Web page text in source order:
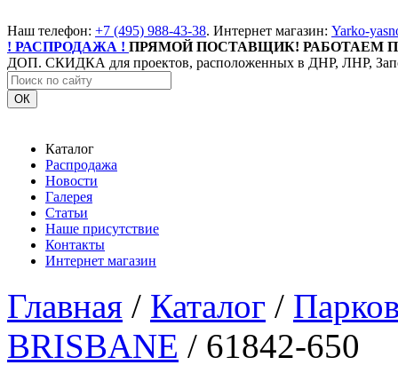
Наш телефон: +7 (495) 988-43-38. Интернет магазин: Yarko-
! РАСПРОДАЖА ! ПРЯМОЙ ПОСТАВЩИК! РАБОТАЕМ
ДОП. СКИДКА для проектов, расположенных в ДНР, ЛНР,
ОК
Каталог
Распродажа
Новости
Галерея
Статьи
Наше присутствие
Контакты
Интернет магазин
Главная / Каталог /
BRISBANE / 61842-650